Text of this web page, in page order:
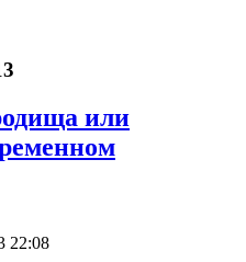
или
22:08